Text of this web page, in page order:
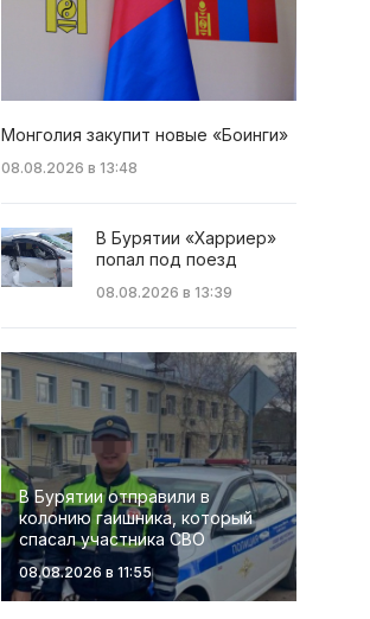
Монголия закупит новые «Боинги»
08.08.2026 в 13:48
В Бурятии «Харриер»
попал под поезд
08.08.2026 в 13:39
В Бурятии отправили в
колонию гаишника, который
спасал участника СВО
08.08.2026 в 11:55